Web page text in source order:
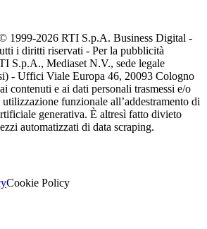
1999-2026 RTI S.p.A. Business Digital -
i diritti riservati - Per la pubblicità
S.p.A., Mediaset N.V., sede legale
- Uffici Viale Europa 46, 20093 Cologno
contenuti e ai dati personali trasmessi e/o
funzionale all’addestramento di
generativa. È altresì fatto divieto
automatizzati di data scraping.
Cookie Policy